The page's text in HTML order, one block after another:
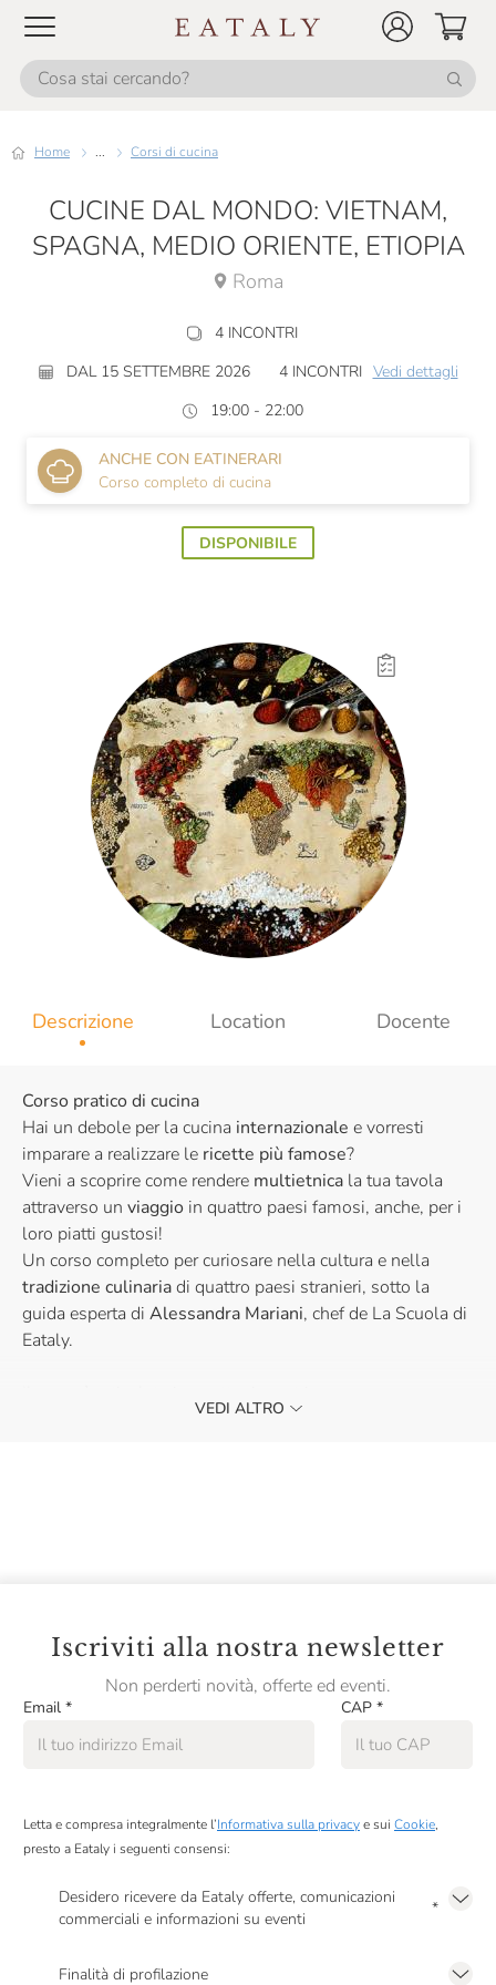
Home ... Corsi di cucina
CUCINE DAL MONDO: VIETNAM,
SPAGNA, MEDIO ORIENTE, ETIOPIA
Roma
4 INCONTRI
DAL 15 SETTEMBRE 2026
4 INCONTRI Vedi dettagli
19:00 - 22:00
ANCHE CON EATINERARI
Corso completo di cucina
DISPONIBILE
Descrizione Location Docente
Corso pratico di cucina
Hai un debole per la cucina internazionale e vorresti
imparare a realizzare le ricette più famose?
Vieni a scoprire come rendere multietnica la tua tavola
attraverso un viaggio in quattro paesi famosi, anche, per i
loro piatti gustosi!
Un corso completo per curiosare nella cultura e nella
tradizione culinariadi quattro paesi stranieri, sotto la
guida esperta di Alessandra Mariani, chef de La Scuola di
Eataly.
Vietnam - 15 Settembre
Tortilla de Patatas
Gazpacho Andaluso
Medio Oriente - 29 Settembre
Fattoush
Etiopia - 6 Ottobre
Zighinì
Ceci, Fagioli cannellini, Lenticchie, Insalata, Spinaci e
Pane Injera
VEDI ALTRO
Iscriviti alla nostra newsletter
Non perderti novità, offerte ed eventi.
Email * CAP *
Letta e compresa integralmente l’Informativa sulla privacye sui Cookie,
presto a Eataly i seguenti consensi:
Desidero ricevere da Eataly offerte, comunicazioni
commerciali e informazioni su eventi
*
Finalità di profilazione